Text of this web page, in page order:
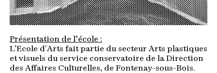
Présentation de l’école :
L'Ecole d'Arts fait partie du secteur Arts plastiques
et visuels du service conservatoire de la Direction
des Affaires Culturelles, de Fontenay-sous-Bois.